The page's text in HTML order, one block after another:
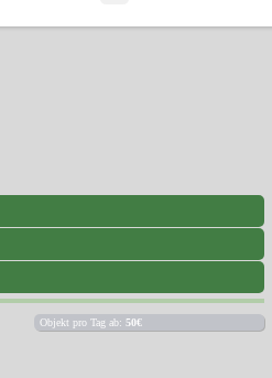
Objekt pro Tag ab: 50€